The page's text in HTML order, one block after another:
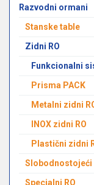
Razvodni ormani
Stanske table
Zidni RO
Funkcionalni
Prisma PACK
Metalni zidni
INOX zidni RO
Plastični zidni
Slobodnostojeći
Specjalni RO